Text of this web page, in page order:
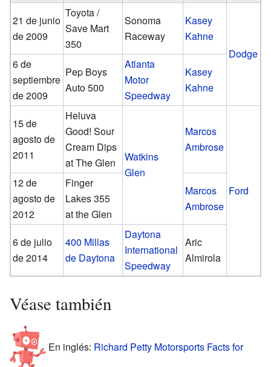
21 de junio
de 2009
Toyota /
Save Mart
350
Sonoma
Raceway
Kasey
Kahne
Dodge
6 de
septiembre
de 2009
Pep Boys
Auto 500
Atlanta
Motor
Speedway
Kasey
Kahne
15 de
agosto de
2011
Heluva
Good! Sour
Cream Dips
at The Glen
Watkins
Glen
Marcos
Ambrose
Ford
12 de
agosto de
2012
Finger
Lakes 355
at the Glen
Marcos
Ambrose
6 de julio
de 2014
400 Millas
de Daytona
Daytona
International
Speedway
Aric
Almirola
Véase también
En inglés: Richard Petty Motorsports Facts for